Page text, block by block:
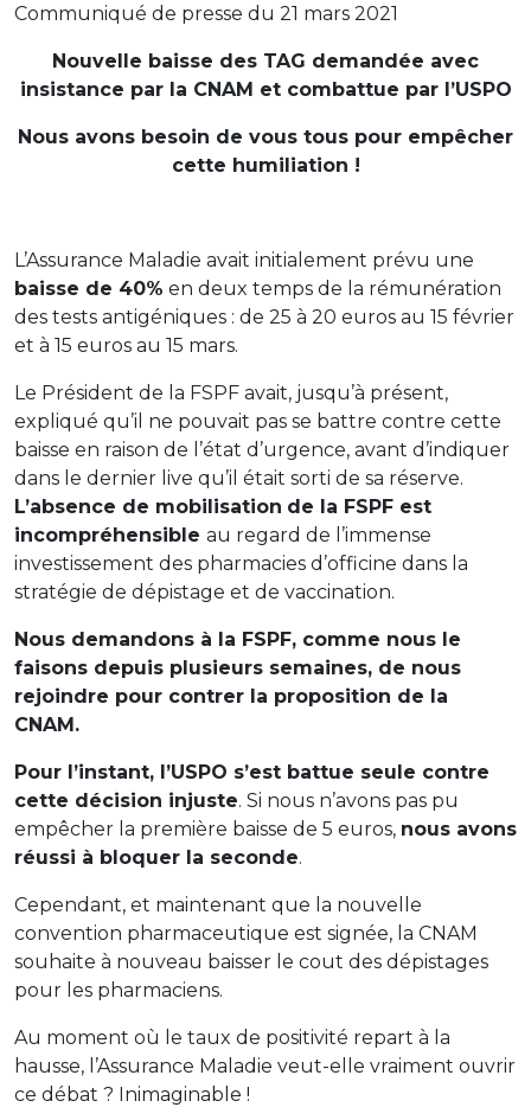
Communiqué de presse du 21 mars 2021
Nouvelle baisse des TAG demandée avec
insistance par la CNAM et combattue par l’USPO
Nous avons besoin de vous tous pour empêcher
cette humiliation !
L’Assurance Maladie avait initialement prévu une
baisse de 40% en deux temps de la rémunération
des tests antigéniques : de 25 à 20 euros au 15 février
et à 15 euros au 15 mars.
Le Président de la FSPF avait, jusqu’à présent,
expliqué qu’il ne pouvait pas se battre contre cette
baisse en raison de l’état d’urgence, avant d’indiquer
dans le dernier live qu’il était sorti de sa réserve.
L’absence de mobilisation de la FSPF est
incompréhensible au regard de l’immense
investissement des pharmacies d’officine dans la
stratégie de dépistage et de vaccination.
Nous demandons à la FSPF, comme nous le
faisons depuis plusieurs semaines, de nous
rejoindre pour contrer la proposition de la
CNAM.
Pour l’instant, l’USPO s’est battue seule contre
cette décision injuste. Si nous n’avons pas pu
empêcher la première baisse de 5 euros, nous avons
réussi à bloquer la seconde.
Cependant, et maintenant que la nouvelle
convention pharmaceutique est signée, la CNAM
souhaite à nouveau baisser le cout des dépistages
pour les pharmaciens.
Au moment où le taux de positivité repart à la
hausse, l’Assurance Maladie veut-elle vraiment ouvrir
ce débat ? Inimaginable !